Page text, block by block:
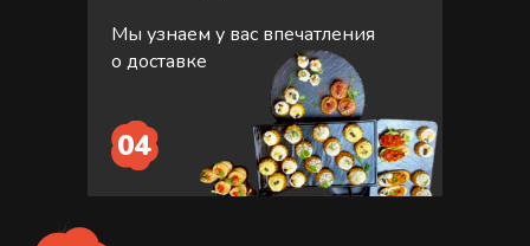
04
Мы узнаем у вас впечатления
о доставке